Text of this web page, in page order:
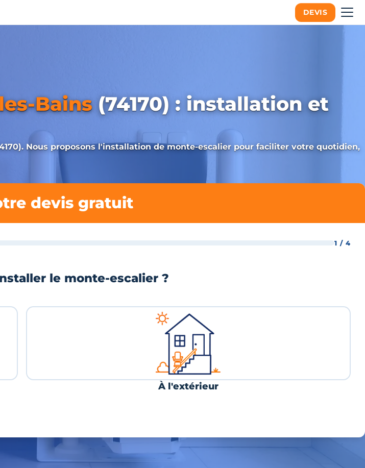
DEVIS
Bains(74170) : installation et
Nous proposons l'installation de monte-escalier pour faciliter votre quotidien,
devis gratuit
1 / 4
le monte-escalier ?
À l'extérieur